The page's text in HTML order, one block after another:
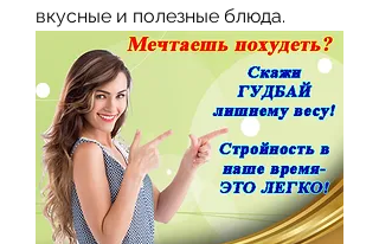
вкусные и полезные блюда.